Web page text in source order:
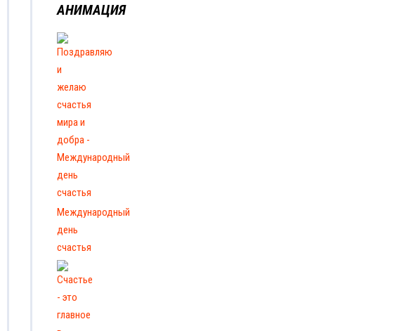
АНИМАЦИЯ
Международный
день
счастья